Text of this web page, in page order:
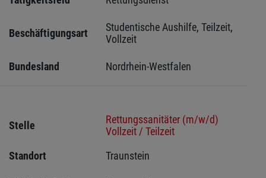
Beschäftigungsart
Studentische Aushilfe, Teilzeit,
Vollzeit
Bundesland Nordrhein-Westfalen
Stelle
Rettungssanitäter (m/w/d)
Vollzeit / Teilzeit
Standort
Traunstein